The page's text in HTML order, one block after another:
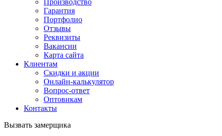
Производство
Гарантия
Портфолио
Отзывы
Реквизиты
Вакансии
Карта сайта
Клиентам
Скидки и акции
Онлайн-калькулятор
Вопрос-ответ
Оптовикам
Контакты
Вызвать замерщика